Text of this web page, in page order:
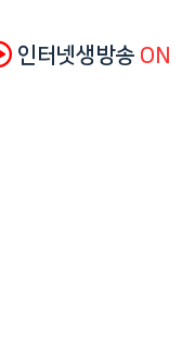
인터넷생방송 ON